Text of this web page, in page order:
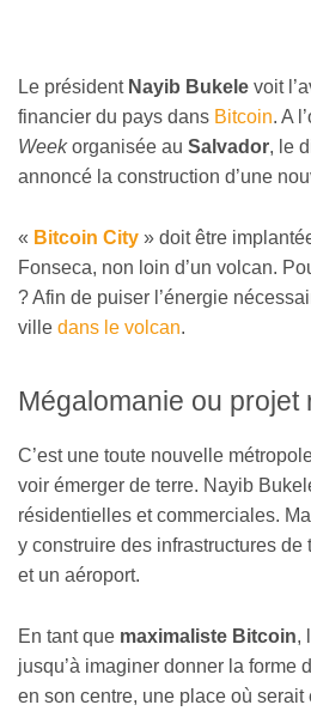
Le président Nayib Bukele voit
financier du pays dans Bitcoin. A
Weekorganisée au Salvador, le
annoncé la construction d’une
« Bitcoin City » doit être
Fonseca, non loin d’un volcan.
? Afin de puiser l’énergie
ville dans le volcan.
Mégalomanie ou projet
C’est une toute nouvelle
voir émerger de terre. Nayib
résidentielles et commerciales.
y construire des infrastructures de
et un aéroport.
En tant que maximaliste Bitcoin,
jusqu’à imaginer donner la forme
en son centre, une place où